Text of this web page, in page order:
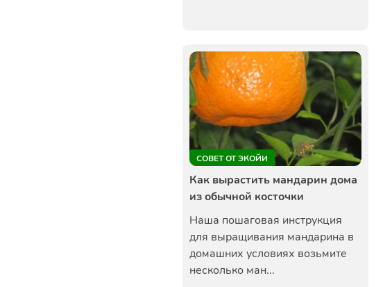
СОВЕТ ОТ ЭКОЙИ
Как вырастить мандарин дома
из обычной косточки
Наша пошаговая инструкция
для выращивания мандарина в
домашних условиях возьмите
несколько ман...